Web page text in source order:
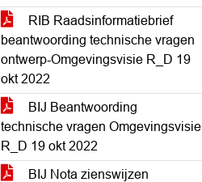
RIB Raadsinformatiebrief
beantwoording technische vragen
ontwerp-Omgevingsvisie R_D 19
okt 2022
BIJ Beantwoording
technische vragen Omgevingsvisie
R_D 19 okt 2022
BIJ Nota zienswijzen